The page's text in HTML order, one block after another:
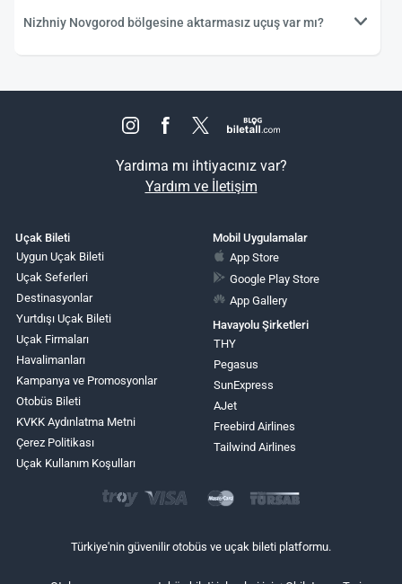
Nizhniy Novgorod bölgesine aktarmasız uçuş var mı?
Yardıma mı ihtiyacınız var?
Yardım ve İletişim
Uçak Bileti
Uygun Uçak Bileti
Uçak Seferleri
Destinasyonlar
Yurtdışı Uçak Bileti
Uçak Firmaları
Havalimanları
Kampanya ve Promosyonlar
Otobüs Bileti
KVKK Aydınlatma Metni
Çerez Politikası
Uçak Kullanım Koşulları
Mobil Uygulamalar
App Store
Google Play Store
App Gallery
Havayolu Şirketleri
THY
Pegasus
SunExpress
AJet
Freebird Airlines
Tailwind Airlines
Türkiye'nin güvenilir otobüs ve uçak bileti platformu.